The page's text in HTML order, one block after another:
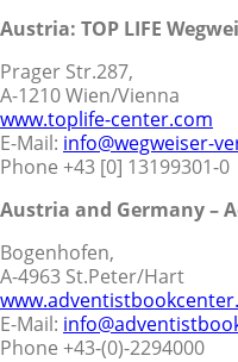
Austria: TOP LIFE
Prager Str.287,
A-1210 Wien/Vienna
www.toplife-center.com
E-Mail: info@wegweiser-
Phone +43 [0] 13199301-0
Austria and Germany –
Bogenhofen,
A-4963 St.Peter/Hart
E-Mail:
Phone +43-(0)-2294000